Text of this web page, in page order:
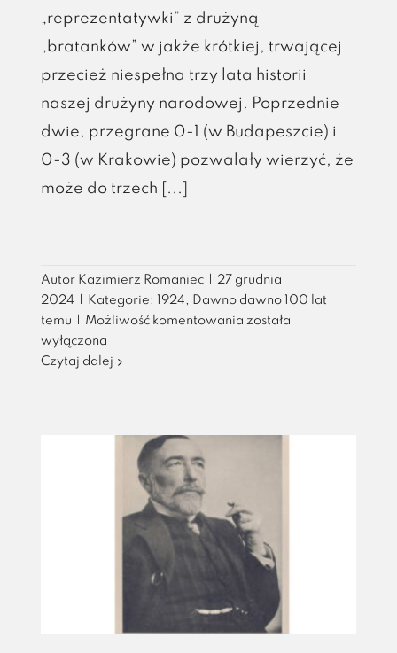
„reprezentatywki” z drużyną
„bratanków” w jakże krótkiej, trwającej
przecież niespełna trzy lata historii
naszej drużyny narodowej. Poprzednie
dwie, przegrane 0-1 (w Budapeszcie) i
0-3 (w Krakowie) pozwalały wierzyć, że
może do trzech [...]
Autor Kazimierz Romaniec
27 grudnia
2024
Kategorie: 1924, Dawno dawno 100 lat
temu
Możliwość komentowania Olimpijski
została
wyłączona
Czytaj dalej